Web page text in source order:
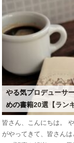
やる気プロデューサ
めの書籍20選【ラン
皆さん、こんにちは。
がやってきて、皆さん